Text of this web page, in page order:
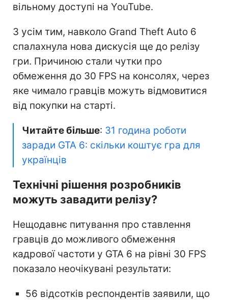
вільному доступі на YouTube.
З усім тим, навколо Grand Theft Auto 6
спалахнула нова дискусія ще до релізу
гри. Причиною стали чутки про
обмеження до 30 FPS на консолях, через
яке чимало гравців можуть відмовитися
від покупки на старті.
Читайте більше: 31 година роботи
заради GTA 6: скільки коштує гра для
українців
Технічні рішення розробників
можуть завадити релізу?
Нещодавнє питування про ставлення
гравців до можливого обмеження
кадрової частоти у GTA 6 на рівні 30 FPS
показало неочікувані результати:
56 відсотків респондентів заявили, що